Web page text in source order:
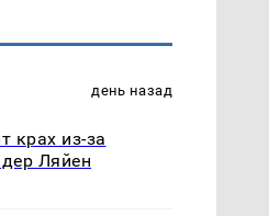
день назад
крах из-за
Ляйен